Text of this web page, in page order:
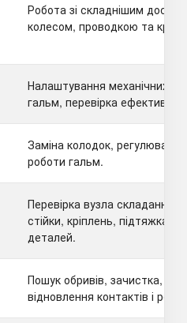
Робота зі складнішим
колесом, проводкою та
Налаштування механічних
гальм, перевірка
Заміна колодок,
роботи гальм.
Перевірка вузла складання,
стійки, кріплень, підтяжка
деталей.
Пошук обривів, зачистка,
відновлення контактів і